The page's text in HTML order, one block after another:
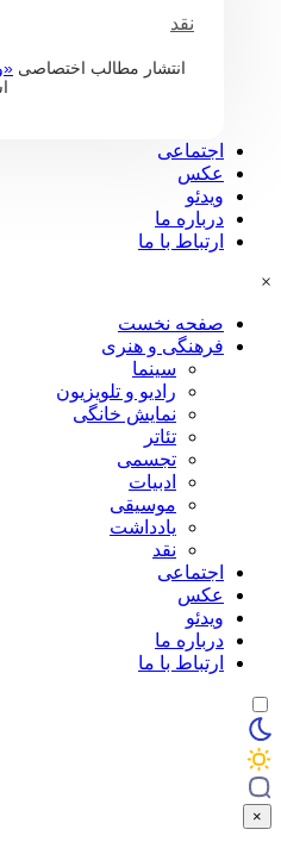
نقد
انتشار مطالب اختصاصی
اجتماعی
عکس
ویدئو
درباره ما
ارتباط با ما
×
صفحه نخست
فرهنگی و هنری
سینما
رادیو و تلویزیون
نمایش خانگی
تئاتر
تجسمی
ادبیات
موسیقی
یادداشت
نقد
اجتماعی
عکس
ویدئو
درباره ما
ارتباط با ما
×